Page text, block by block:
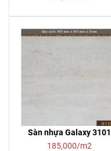
Sàn nhựa Galaxy 3101
185,000/m2